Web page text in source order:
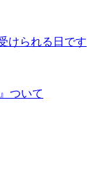
けられる日です
ついて